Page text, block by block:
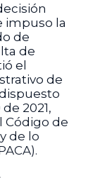
impuso la
de
de
el
de
2021,
Código de
de lo